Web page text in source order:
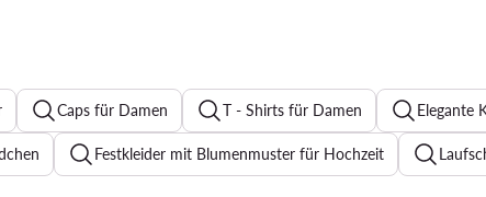
Caps für Damen T - Shirts für Damen Elegante
Festkleider mit Blumenmuster für Hochzeit